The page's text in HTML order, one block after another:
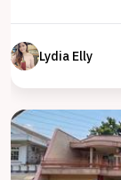
Lydia Elly